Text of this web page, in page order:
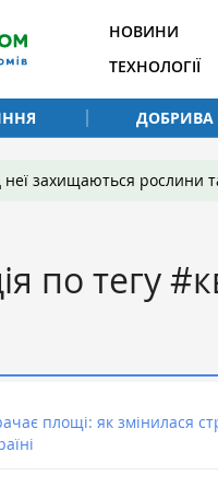
НОВИНИ
ТЕХНОЛОГІЇ
ДОБРИВА
неї захищаються
по тегу
площі: як змінилася